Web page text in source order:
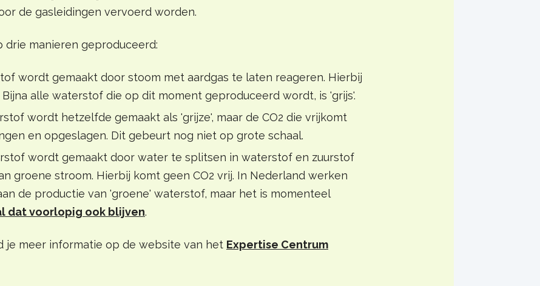
de gasleidingen vervoerd worden.
manieren geproduceerd:
wordt gemaakt door stoom met aardgas te laten reageren. Hierbij
Bijna alle waterstof die op dit moment geproduceerd wordt, is 'grijs'.
wordt hetzelfde gemaakt als 'grijze', maar de CO2 die vrijkomt
en opgeslagen. Dit gebeurt nog niet op grote schaal.
wordt gemaakt door water te splitsen in waterstof en zuurstof
groene stroom. Hierbij komt geen CO2 vrij. In Nederland werken
de productie van 'groene' waterstof, maar het is momenteel
dat voorlopig ook blijven.
je meer informatie op de website van het Expertise Centrum